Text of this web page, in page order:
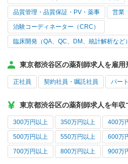
品質管理・品質保証・PV・薬事 営業
治験コーディネーター（CRC）
臨床開発（QA、QC、DM、統計解析など）
東京都渋谷区の薬剤師求人を雇用
正社員 契約社員・嘱託社員 パー
東京都渋谷区の薬剤師求人を年収
300万円以上 350万円以上 400万
500万円以上 550万円以上 600万
700万円以上 800万円以上 900万